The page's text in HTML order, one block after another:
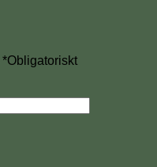
*Obligatoriskt